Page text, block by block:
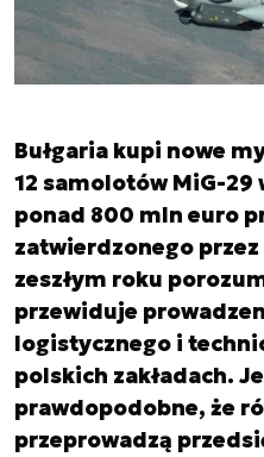
Bułgaria kupi nowe
12 samolotów MiG-29
ponad 800 mln euro
zatwierdzonego
zeszłym roku
przewiduje
logistycznego i
polskich zakładach.
prawdopodobne, że
przeprowadzą